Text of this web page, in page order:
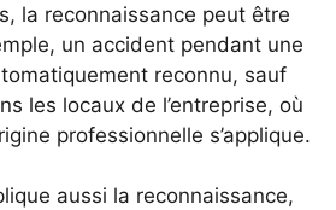
la reconnaissance peut être
un accident pendant une
reconnu, sauf
les locaux de l’entreprise, où
professionnelle s’applique.
aussi la reconnaissance,